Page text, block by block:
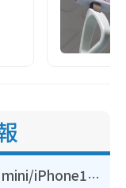
豐澤優惠勁減低至44折！Mac mini/iPhone17Pro大減價！廚房家電$220起